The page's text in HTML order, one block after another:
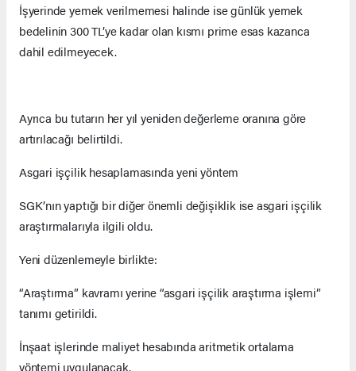
İşyerinde yemek verilmemesi halinde ise günlük yemek
bedelinin 300 TL’ye kadar olan kısmı prime esas kazanca
dahil edilmeyecek.
Ayrıca bu tutarın her yıl yeniden değerleme oranına göre
artırılacağı belirtildi.
Asgari işçilik hesaplamasında yeni yöntem
SGK’nın yaptığı bir diğer önemli değişiklik ise asgari işçilik
araştırmalarıyla ilgili oldu.
Yeni düzenlemeyle birlikte:
“Araştırma” kavramı yerine “asgari işçilik araştırma işlemi”
tanımı getirildi.
İnşaat işlerinde maliyet hesabında aritmetik ortalama
yöntemi uygulanacak.